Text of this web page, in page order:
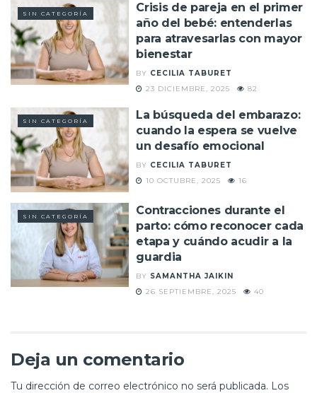
SIN CATEGORÍA
Crisis de pareja en el primer
año del bebé: entenderlas
para atravesarlas con mayor
bienestar
BY CECILIA TABURET
23 DICIEMBRE, 2025
82
SIN CATEGORÍA
La búsqueda del embarazo:
cuando la espera se vuelve
un desafío emocional
BY CECILIA TABURET
10 OCTUBRE, 2025
16
SIN CATEGORÍA
Contracciones durante el
parto: cómo reconocer cada
etapa y cuándo acudir a la
guardia
BY SAMANTHA JAIKIN
26 SEPTIEMBRE, 2025
40
Deja un comentario
Tu dirección de correo electrónico no será publicada. Los